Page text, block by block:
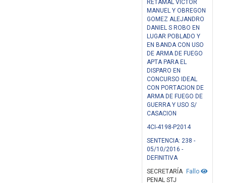
RETAMAL VICTOR
MANUEL Y OBREGON
GOMEZ ALEJANDRO
DANIEL S ROBO EN
LUGAR POBLADO Y
EN BANDA CON USO
DE ARMA DE FUEGO
APTA PARA EL
DISPARO EN
CONCURSO IDEAL
CON PORTACION DE
ARMA DE FUEGO DE
GUERRA Y USO S/
CASACION
4CI-4198-P2014
SENTENCIA: 238 -
05/10/2016 -
DEFINITIVA
Fallo
SECRETARÍA
PENAL STJ